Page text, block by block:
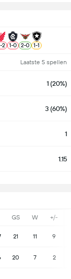
-2 1-0 2-0 1-1
Laatste 5 spellen
1 (20%)
3 (60%)
1
1.15
GS W +/-
21 11 9
20 7 2